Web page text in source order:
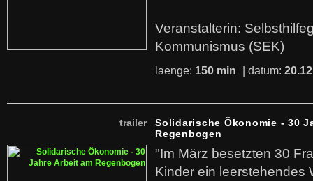
Veranstalterin:
Kommunismus (SEK)
laenge: 150 min | datum:
trailer
Solidarische Ökonomie - 30
Regenbogen
"Im März besetzten 30
Kinder ein leerstehendes